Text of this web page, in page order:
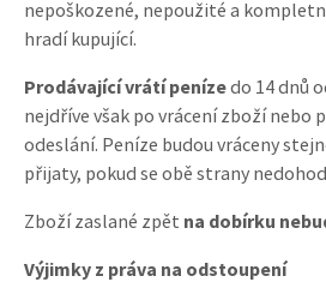
nepoškozené, nepoužité a
hradí kupující.
Prodávající vrátí penízedo 14 dnů
nejdříve však po vrácení zboží nebo
odeslání. Peníze budou vráceny
přijaty, pokud se obě strany
Zboží zaslané zpět na dobírku
Výjimky z práva na odstoupení